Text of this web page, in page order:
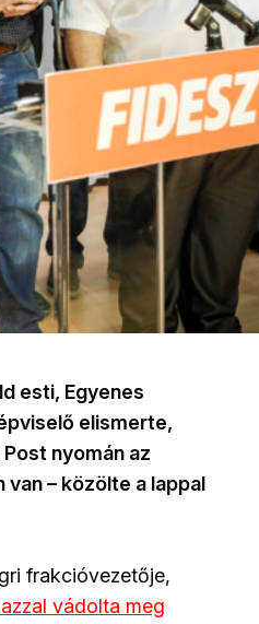
esti, Egyenes
elismerte,
nyomán az
– közölte a lappal
frakcióvezetője,
vádolta meg